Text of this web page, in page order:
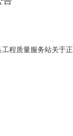
程质量服务站关
等，所有标的一